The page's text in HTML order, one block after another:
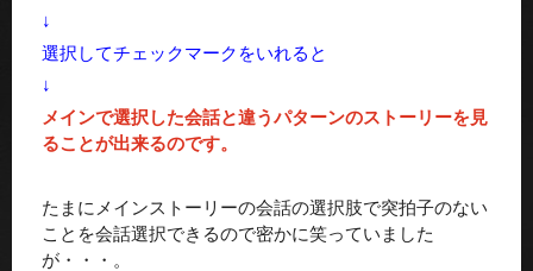
↓
選択してチェックマークをいれると
↓
メインで選択した会話と違うパターンのストーリーを見
ることが出来るのです。
たまにメインストーリーの会話の選択肢で突拍子のない
ことを会話選択できるので密かに笑っていました
が・・・。